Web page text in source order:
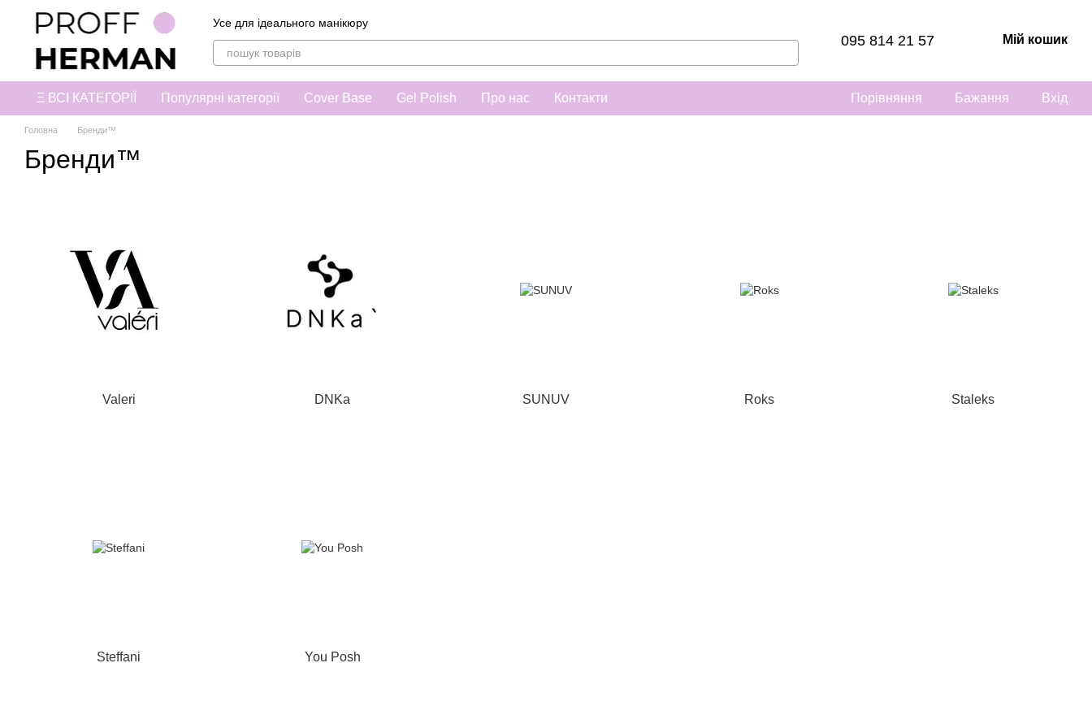
Перейти до основного контенту
Усе для ідеального манікюру
095 814 21 57 Мій кошик
Ξ ВСІ КАТЕГОРІЇ Популярні категорії Cover Base Gel Polish Про нас Контакти Порівняння Бажання Вхід
Головна Бренди™
Бренди™
Valeri DNKa SUNUV Roks Staleks
Steffani You Posh